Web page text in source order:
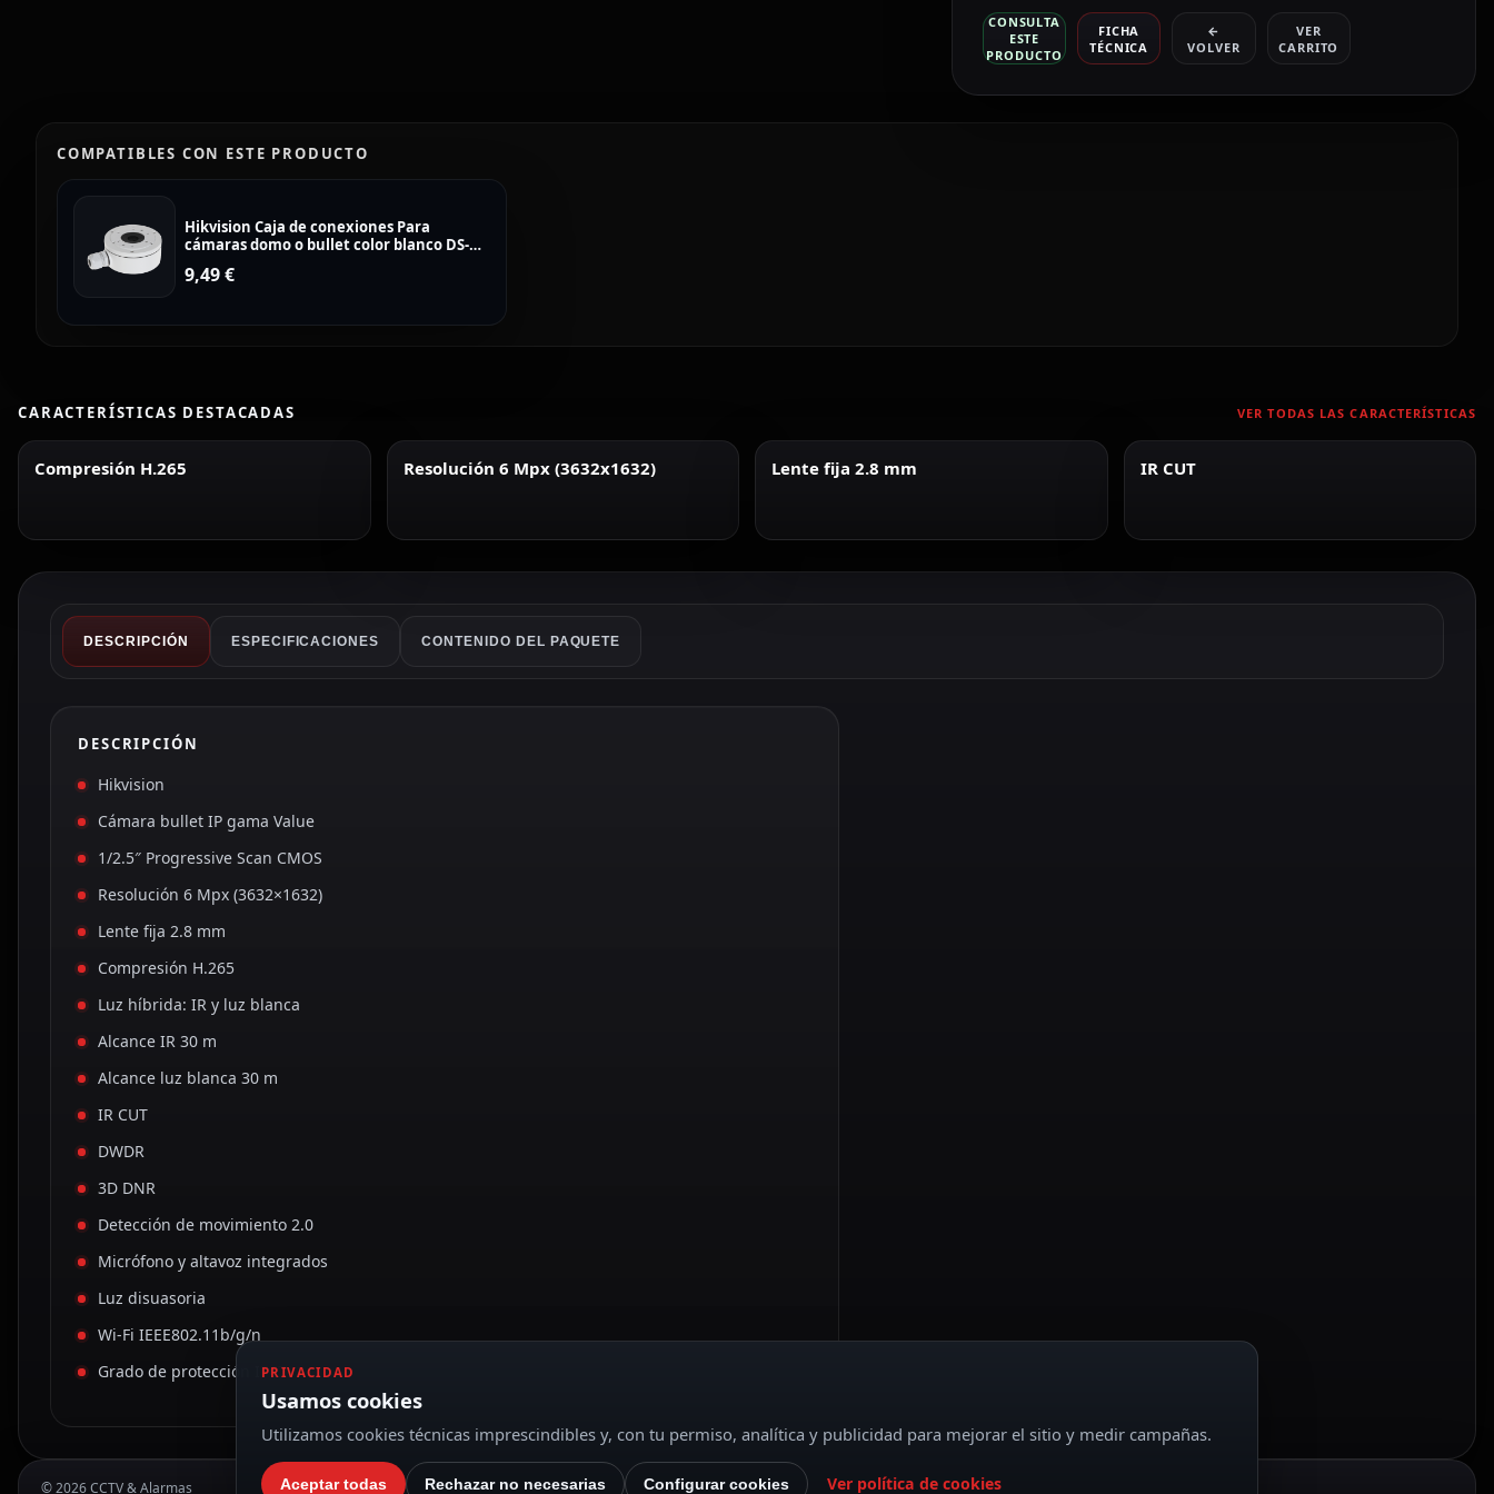
CONSULTA
ESTE
PRODUCTO
FICHA
TÉCNICA
←
VOLVER
VER
CARRITO
COMPATIBLES CON ESTE PRODUCTO
Hikvision Caja de conexiones Para
cámaras domo o bullet color blanco DS-
9,49€
CARACTERÍSTICAS DESTACADAS VER TODAS LAS CARACTERÍSTICAS
Compresión H.265 Resolución 6 Mpx (3632x1632) Lente fija 2.8 mm IR CUT
DESCRIPCIÓN ESPECIFICACIONES CONTENIDO DEL PAQUETE
DESCRIPCIÓN
Hikvision
Cámara bullet IP gama Value
1/2.5″ Progressive Scan CMOS
Resolución 6 Mpx (3632×1632)
Lente fija 2.8 mm
Compresión H.265
Luz híbrida: IR y luz blanca
Alcance IR 30 m
Alcance luz blanca 30 m
IR CUT
DWDR
3D DNR
Detección de movimiento 2.0
Micrófono y altavoz integrados
Luz disuasoria
Wi-Fi IEEE802.11b/g/n
Grado de protección IP67
© 2026 CCTV & Alarmas
PRIVACIDAD
Usamos cookies
Utilizamos cookies técnicas imprescindibles y, con tu permiso, analítica y publicidad para mejorar el sitio y medir campañas.
Aceptar todas Rechazar no necesarias Configurar cookies Ver política de cookies